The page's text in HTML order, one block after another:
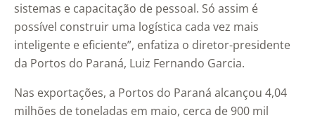
sistemas e capacitação de pessoal. Só assim é
possível construir uma logística cada vez mais
inteligente e eficiente”, enfatiza o diretor-presidente
da Portos do Paraná, Luiz Fernando Garcia.
Nas exportações, a Portos do Paraná alcançou 4,04
milhões de toneladas em maio, cerca de 900 mil